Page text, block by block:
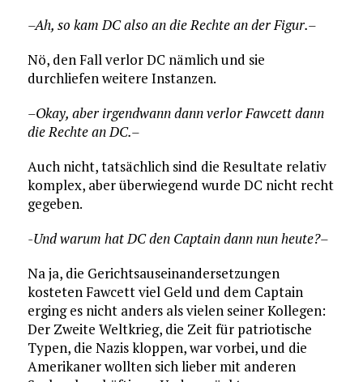
–Ah, so kam DC also an die Rechte an der Figur.–
Nö, den Fall verlor DC nämlich und sie
durchliefen weitere Instanzen.
–Okay, aber irgendwann dann verlor Fawcett dann
die Rechte an DC.–
Auch nicht, tatsächlich sind die Resultate relativ
komplex, aber überwiegend wurde DC nicht recht
gegeben.
-Und warum hat DC den Captain dann nun heute?–
Na ja, die Gerichtsauseinandersetzungen
kosteten Fawcett viel Geld und dem Captain
erging es nicht anders als vielen seiner Kollegen:
Der Zweite Weltkrieg, die Zeit für patriotische
Typen, die Nazis kloppen, war vorbei, und die
Amerikaner wollten sich lieber mit anderen